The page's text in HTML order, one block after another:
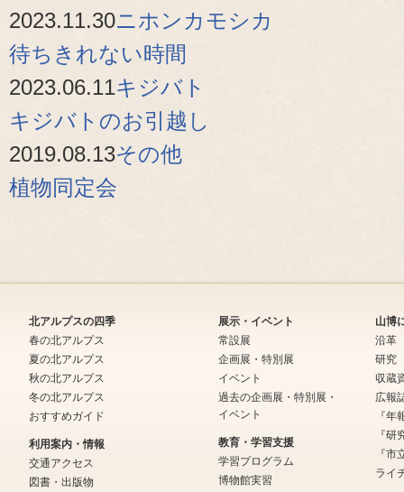
2023.11.30ニホンカモシカ
待ちきれない時間
2023.06.11キジバト
キジバトのお引越し
2019.08.13その他
植物同定会
北アルプスの四季
春の北アルプス
夏の北アルプス
秋の北アルプス
冬の北アルプス
おすすめガイド
利用案内・情報
交通アクセス
図書・出版物
展示・イベント
常設展
企画展・特別展
イベント
過去の企画展・特別展・
イベント
教育・学習支援
学習プログラム
博物館実習
山博
沿革
研究
収蔵
広報
『年
『研
『
ライ